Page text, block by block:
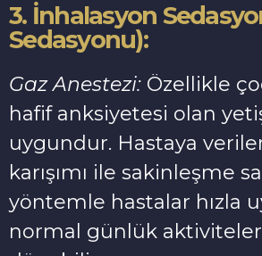
3. İnhalasyon
Sedasyonu):
Gaz Anestezi: Özellikle
hafif anksiyetesi olan
uygundur. Hastaya
karışımı ile sakinleşme
yöntemle hastalar hızla
normal günlük